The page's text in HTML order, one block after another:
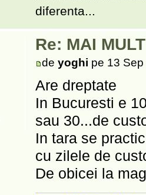
diferenta...
Re: MAI
deyoghi pe 13
Are dreptate
In Bucuresti e
sau 30...de
In tara se
cu zilele de
De obicei la